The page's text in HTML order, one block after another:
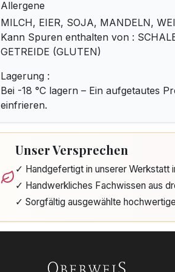
Allergene
MILCH, EIER, SOJA, MANDELN,
Kann Spuren enthalten von :
GETREIDE (GLUTEN)
Lagerung :
Bei -18 °C lagern – Ein aufgetautes
einfrieren.
Unser Versprechen
✓ Handgefertigt in unserer Werkstatt
✓ Handwerkliches Fachwissen aus
✓ Sorgfältig ausgewählte